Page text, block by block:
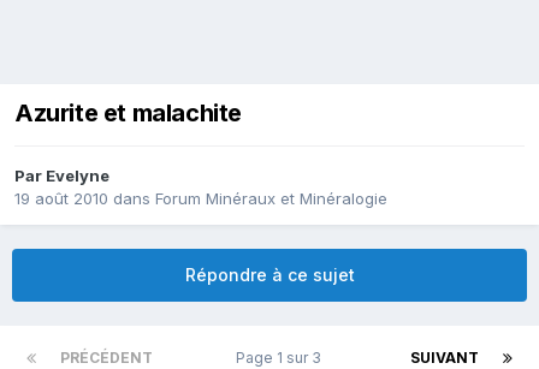
Azurite et malachite
Par Evelyne
19 août 2010 dans Forum Minéraux et Minéralogie
Répondre à ce sujet
PRÉCÉDENT SUIVANT
Page 1 sur 3